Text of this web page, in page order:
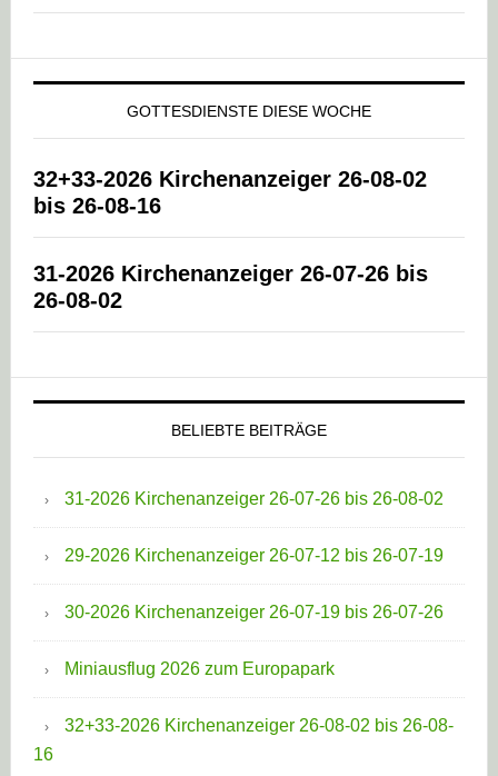
GOTTESDIENSTE DIESE WOCHE
32+33-2026 Kirchenanzeiger 26-08-02
bis 26-08-16
31-2026 Kirchenanzeiger 26-07-26 bis
26-08-02
BELIEBTE BEITRÄGE
31-2026 Kirchenanzeiger 26-07-26 bis 26-08-02
29-2026 Kirchenanzeiger 26-07-12 bis 26-07-19
30-2026 Kirchenanzeiger 26-07-19 bis 26-07-26
Miniausflug 2026 zum Europapark
32+33-2026 Kirchenanzeiger 26-08-02 bis 26-08-
16